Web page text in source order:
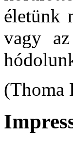
életünk
vagy
(Thoma